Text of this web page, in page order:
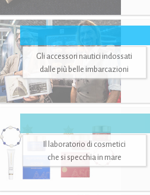
Gli accessori nautici indossati
dalle più belle imbarcazioni
Il laboratorio di cosmetici
che si specchia in mare